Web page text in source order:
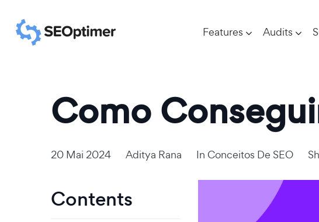
Features Audits
Como
20 Mai 2024 Aditya Rana In Conceitos De SEO
Contents